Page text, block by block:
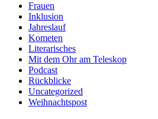
Frauen
Inklusion
Jahreslauf
Kometen
Literarisches
Mit dem Ohr am Teleskop
Podcast
Rückblicke
Uncategorized
Weihnachtspost